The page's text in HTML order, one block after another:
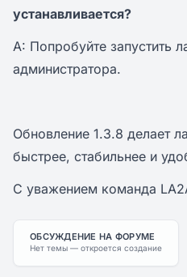
устанавливается?
A: Попробуйте запустить
администратора.
Обновление 1.3.8 делает
быстрее, стабильнее и
С уважением команда
ОБСУЖДЕНИЕ НА ФОРУМЕ
Нет темы — откроется создание